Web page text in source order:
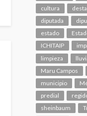
cultura
diputada
estado
ICHITAIP
limpieza
Maru Campos
municipio
predial
sheinbaum